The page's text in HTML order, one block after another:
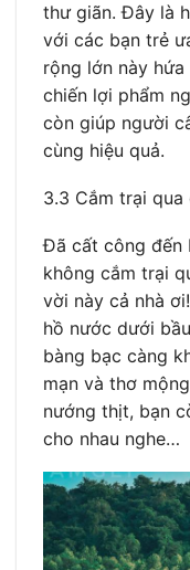
thư giãn. Đây là
với các bạn trẻ
rộng lớn này
chiến lợi phẩm
còn giúp người
cùng hiệu quả.
3.3 Cắm trại
Đã cất công đến
không cắm trại
vời này cả nhà
hồ nước dưới
bàng bạc càng
mạn và thơ
nướng thịt, bạn
cho nhau nghe…